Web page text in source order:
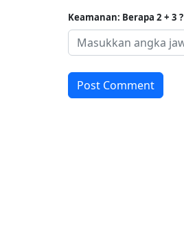
Keamanan: Berapa 2 + 3 ?
Post Comment